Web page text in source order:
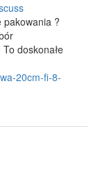
pakowania ?
doskonałe
20cm-fi-8-